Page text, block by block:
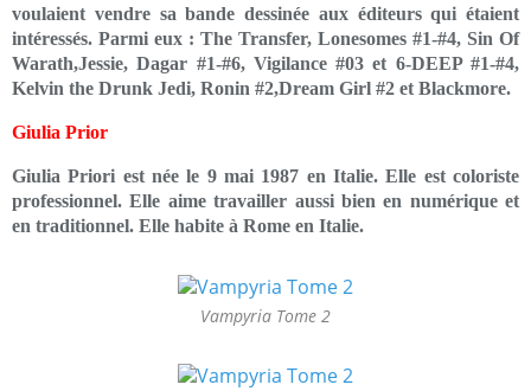
voulaient vendre sa bande dessinée aux éditeurs qui étaient
intéressés. Parmi eux : The Transfer, Lonesomes #1-#4, Sin Of
Warath,Jessie, Dagar #1-#6, Vigilance #03 et 6-DEEP #1-#4,
Kelvin the Drunk Jedi, Ronin #2,Dream Girl #2 et Blackmore.
Giulia Prior
Giulia Priori est née le 9 mai 1987 en Italie. Elle est coloriste
professionnel. Elle aime travailler aussi bien en numérique et
en traditionnel. Elle habite à Rome en Italie.
Vampyria Tome 2